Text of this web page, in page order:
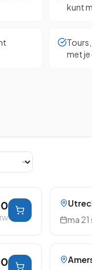
kunt
met je
ma 21